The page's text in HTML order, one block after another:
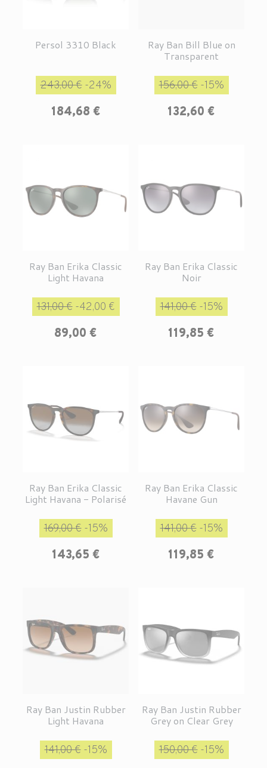
Persol 3310 Black
Prix de base
243,00 €-24%
184,68 €
Ray Ban Bill Blue on
Transparent
Prix de base
156,00 €-15%
132,60 €
Ray Ban Erika Classic
Light Havana
Prix de base
131,00 €-42,00 €
89,00 €
Ray Ban Erika Classic
Noir
Prix de base
141,00 €-15%
119,85 €
Ray Ban Erika Classic
Light Havana - Polarisé
Prix de base
169,00 €-15%
143,65 €
Ray Ban Erika Classic
Havane Gun
Prix de base
141,00 €-15%
119,85 €
Ray Ban Justin Rubber
Light Havana
Prix de base
141,00 €-15%
Ray Ban Justin Rubber
Grey on Clear Grey
Prix de base
150,00 €-15%